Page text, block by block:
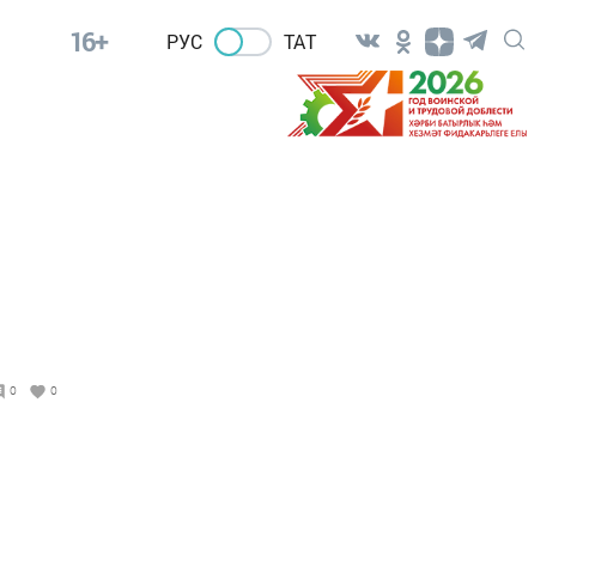
16+ РУС ТАТ
0 0